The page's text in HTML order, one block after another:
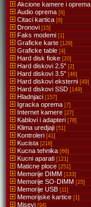
Akcione kamere i oprema
Audio oprema [6]
Citaci kartica [8]
Dronovi [15]
Faks modemi [1]
Graficke karte [129]
Graficke table [4]
Hard disk fioke [20]
Hard diskovi 2.5'' [2]
Hard diskovi 3.5'' [46]
Hard diskovi eksterni [49]
Hard diskovi SSD [149]
Hladnjaci [157]
Igracka oprema [7]
Internet kamere [27]
Kablovi i adapteri [78]
Klima uredjaji [51]
Kontroleri [41]
Kucista [218]
Kucna tehnika [66]
Kucni aparati [121]
Maticne ploce [251]
Memorije DIMM [133]
Memorije SO-DIMM [25]
Memorije USB [11]
Memorijske kartice [1]
Misevi [94]